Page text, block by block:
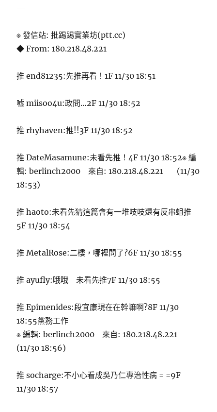
—
※ 發信站: 批踢踢實業坊(ptt.cc)
◆ From: 180.218.48.221
推 end81235:先推再看！1F 11/30 18:51
噓 miisoo4u:政問…2F 11/30 18:52
推 rhyhaven:推!!3F 11/30 18:52
推 DateMasamune:未看先推！4F 11/30 18:52※ 編
輯: berlinch2000 來自: 180.218.48.221 (11/30
18:53)
推 haoto:未看先猜這篇會有一堆吱吱還有反串蛆推
5F 11/30 18:54
推 MetalRose:二樓，哪裡問了?6F 11/30 18:55
推 ayufly:哦哦 未看先推7F 11/30 18:55
推 Epimenides:段宜康現在在幹嘛啊?8F 11/30
18:55黨務工作
※ 編輯: berlinch2000 來自: 180.218.48.221
(11/30 18:56)
推 socharge:不小心看成吳乃仁專治性病 = =9F
11/30 18:57